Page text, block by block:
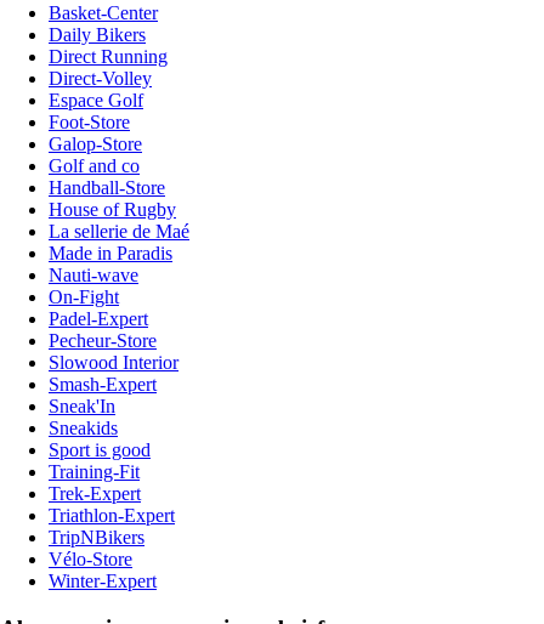
Basket-Center
Daily Bikers
Direct Running
Direct-Volley
Espace Golf
Foot-Store
Galop-Store
Golf and co
Handball-Store
House of Rugby
La sellerie de Maé
Made in Paradis
Nauti-wave
On-Fight
Padel-Expert
Pecheur-Store
Slowood Interior
Smash-Expert
Sneak'In
Sneakids
Sport is good
Training-Fit
Trek-Expert
Triathlon-Expert
TripNBikers
Vélo-Store
Winter-Expert